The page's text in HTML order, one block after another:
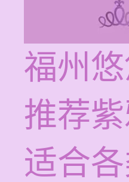
福州
推荐
适合